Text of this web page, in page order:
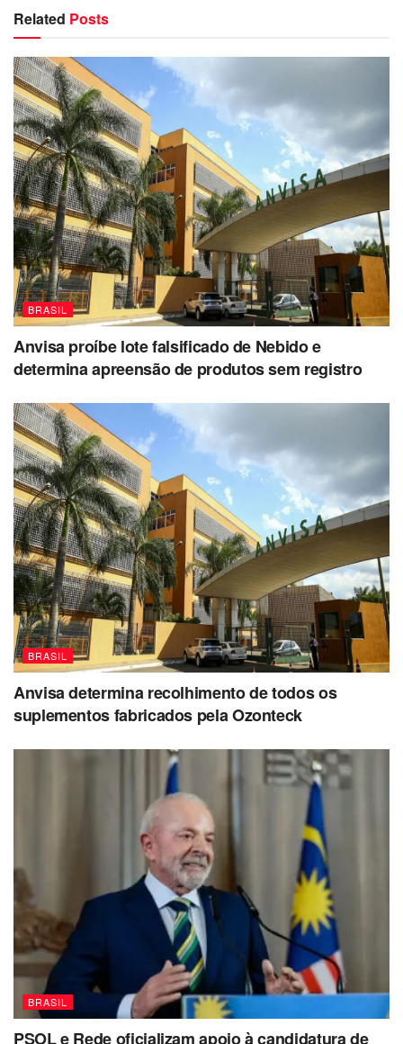
Related Posts
BRASIL
Anvisa proíbe lote falsificado de Nebido e
determina apreensão de produtos sem registro
BRASIL
Anvisa determina recolhimento de todos os
suplementos fabricados pela Ozonteck
BRASIL
PSOL e Rede oficializam apoio à candidatura de